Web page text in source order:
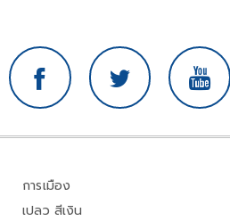
การเมือง
เปลว สีเงิน